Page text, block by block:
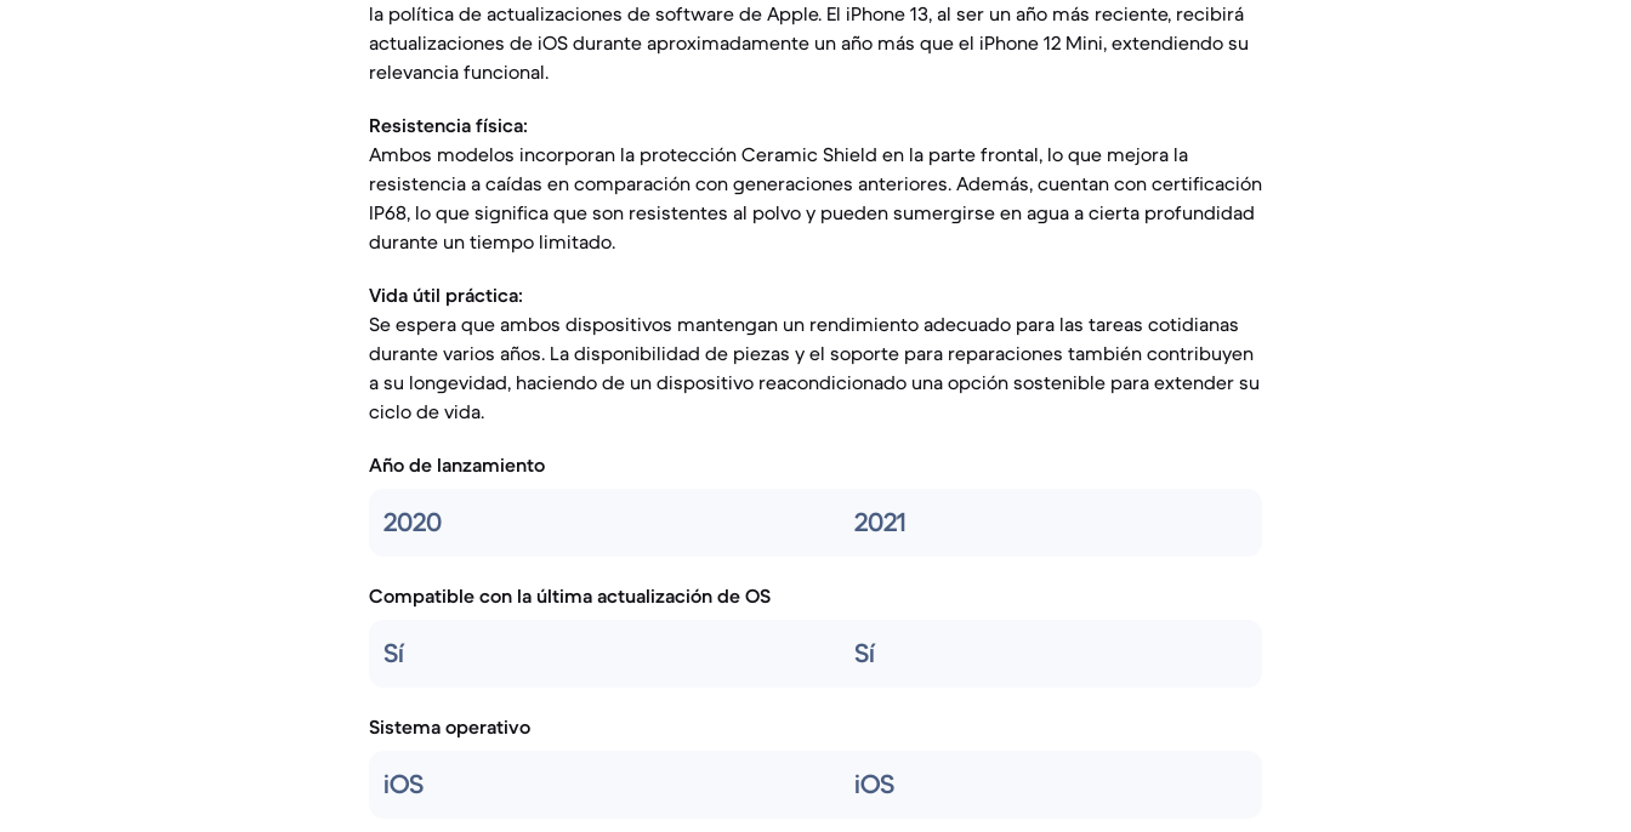
la política de actualizaciones de software de Apple. El iPhone 13, al ser un año más reciente, recibirá
actualizaciones de iOS durante aproximadamente un año más que el iPhone 12 Mini, extendiendo su
relevancia funcional.
Resistencia física:
Ambos modelos incorporan la protección Ceramic Shield en la parte frontal, lo que mejora la
resistencia a caídas en comparación con generaciones anteriores. Además, cuentan con certificación
IP68, lo que significa que son resistentes al polvo y pueden sumergirse en agua a cierta profundidad
durante un tiempo limitado.
Vida útil práctica:
Se espera que ambos dispositivos mantengan un rendimiento adecuado para las tareas cotidianas
durante varios años. La disponibilidad de piezas y el soporte para reparaciones también contribuyen
a su longevidad, haciendo de un dispositivo reacondicionado una opción sostenible para extender su
ciclo de vida.
Año de lanzamiento
2020 2021
Compatible con la última actualización de OS
Sí Sí
Sistema operativo
iOS iOS